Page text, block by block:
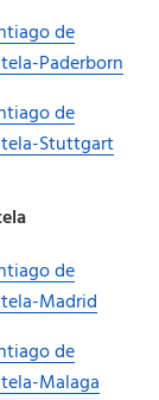
de
Paderborn
de
Stuttgart
de
Madrid
de
Malaga